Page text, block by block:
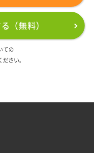
（無料）
ての
さい。